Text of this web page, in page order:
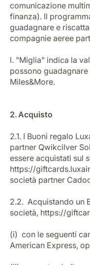
comunicazione
finanza). Il
guadagnare e
compagnie aeree
l. "Miglia" indica la
possono
Miles&More.
2. Acquisto
2.1. I Buoni regalo
partner Qwikcilver
essere acquistati sul
https://
società partner
2.2. Acquistando un
società, https://
(i) con le seguenti
American Express,